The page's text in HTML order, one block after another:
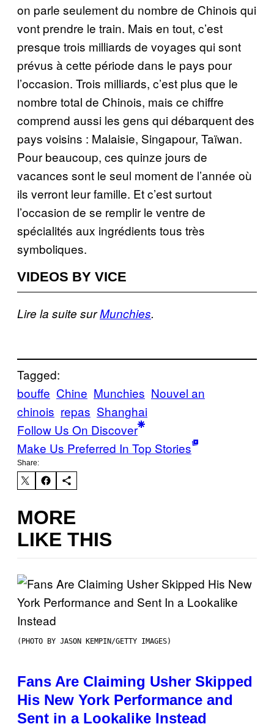
on parle seulement du nombre de Chinois qui
vont prendre le train. Mais en tout, c’est
presque trois milliards de voyages qui sont
prévus à cette période dans le pays pour
l’occasion. Trois milliards, c’est plus que le
nombre total de Chinois, mais ce chiffre
comprend aussi les gens qui débarquent des
pays voisins : Malaisie, Singapour, Taïwan.
Pour beaucoup, ces quinze jours de
vacances sont le seul moment de l’année où
ils verront leur famille. Et c’est surtout
l’occasion de se remplir le ventre de
spécialités aux ingrédients tous très
symboliques.
VIDEOS BY VICE
Lire la suite surMunchies.
Tagged:
bouffe Chine Munchies Nouvel an
chinois repas Shanghai
Follow Us On Discover
Make Us Preferred In Top Stories
Share:
MORE
LIKE THIS
(PHOTO BY JASON KEMPIN/GETTY IMAGES)
Fans Are Claiming Usher Skipped
His New York Performance and
Sent in a Lookalike Instead